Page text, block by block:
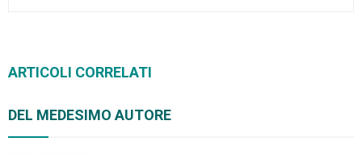
ARTICOLI CORRELATI
DEL MEDESIMO AUTORE